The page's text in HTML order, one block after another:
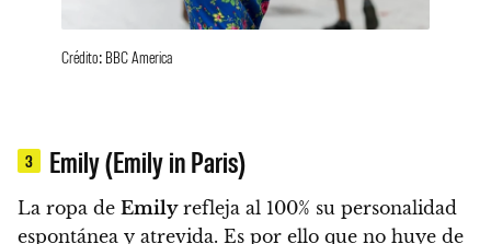
Crédito: BBC America
3 Emily (Emily in Paris)
La ropa de Emilyrefleja al 100% su personalidad
espontánea y atrevida. Es por ello que no huye de